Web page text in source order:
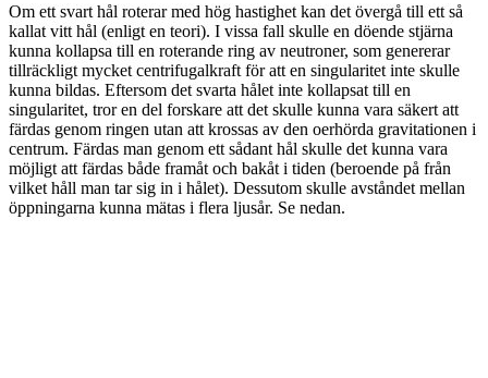
Om ett svart hål roterar med hög hastighet kan det övergå till ett så
kallat vitt hål (enligt en teori). I vissa fall skulle en döende stjärna
kunna kollapsa till en roterande ring av neutroner, som genererar
tillräckligt mycket centrifugalkraft för att en singularitet inte skulle
kunna bildas. Eftersom det svarta hålet inte kollapsat till en
singularitet, tror en del forskare att det skulle kunna vara säkert att
färdas genom ringen utan att krossas av den oerhörda gravitationen i
centrum. Färdas man genom ett sådant hål skulle det kunna vara
möjligt att färdas både framåt och bakåt i tiden (beroende på från
vilket håll man tar sig in i hålet). Dessutom skulle avståndet mellan
öppningarna kunna mätas i flera ljusår. Se nedan.